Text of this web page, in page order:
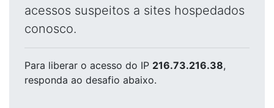
acessos suspeitos a sites hospedados
conosco.
Para liberar o acesso do IP 216.73.216.38,
responda ao desafio abaixo.